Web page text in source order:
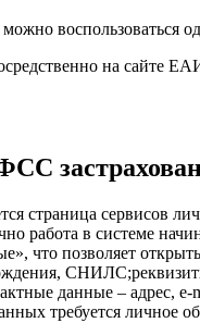
можно
на сайте
страница сервисов
работа в системе
что позволяет
данные – адрес,
требуется личное